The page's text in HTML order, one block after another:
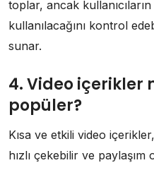
toplar, ancak
kullanılacağını kontrol
sunar.
4. Video içerikler
popüler?
Kısa ve etkili video
hızlı çekebilir ve paylaşım